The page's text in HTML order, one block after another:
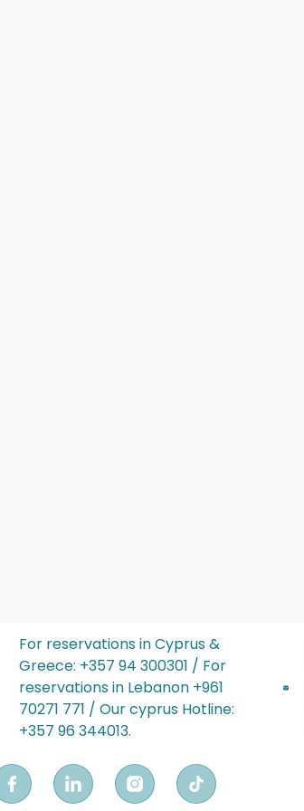
For reservations in Cyprus &
Greece: ‪+357 94 300301‬ / For
reservations in Lebanon‬‬ +961
70271 771 / Our cyprus Hotline:
‪+357 96 344013‬.